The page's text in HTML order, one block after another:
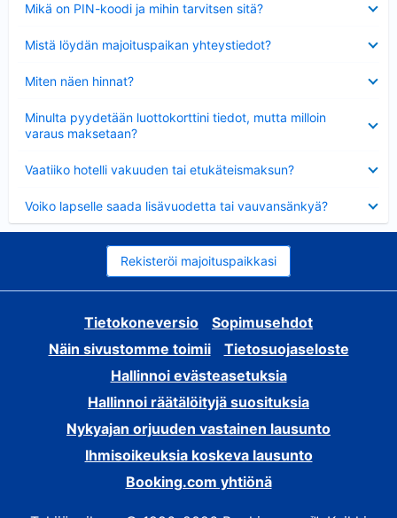
Mikä on PIN-koodi ja mihin tarvitsen sitä?
Mistä löydän majoituspaikan yhteystiedot?
Miten näen hinnat?
Minulta pyydetään luottokorttini tiedot, mutta milloin
varaus maksetaan?
Vaatiiko hotelli vakuuden tai etukäteismaksun?
Voiko lapselle saada lisävuodetta tai vauvansänkyä?
Rekisteröi majoituspaikkasi
Tietokoneversio
Sopimusehdot
Näin sivustomme toimii
Tietosuojaseloste
Hallinnoi evästeasetuksia
Hallinnoi räätälöityjä suosituksia
Nykyajan orjuuden vastainen lausunto
Ihmisoikeuksia koskeva lausunto
Booking.com yhtiönä